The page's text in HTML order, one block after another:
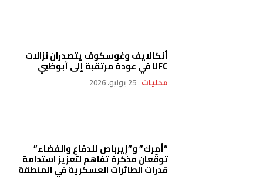
أنكالايف وغوسكوف يتصدران نزالات
UFC في عودة مرتقبة إلى أبوظبي
محليات 25 يوليو، 2026
“أمرك” و”إيرباص للدفاع والفضاء”
توقّعان مذكرة تفاهم لتعزيز استدامة
قدرات الطائرات العسكرية في المنطقة